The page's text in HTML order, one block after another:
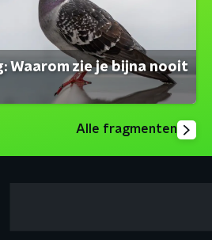
Waarom zie je bijna nooit
Alle fragmenten